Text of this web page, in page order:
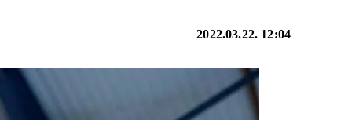
2022.03.22. 12:04